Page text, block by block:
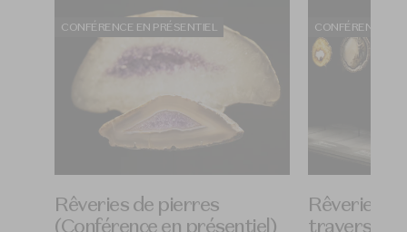
CONFÉRENCE EN PRÉSENTIEL
Rêveries de pierres
(Conférence en présentiel)
CONFÉRENCE
Rêveries
traversée